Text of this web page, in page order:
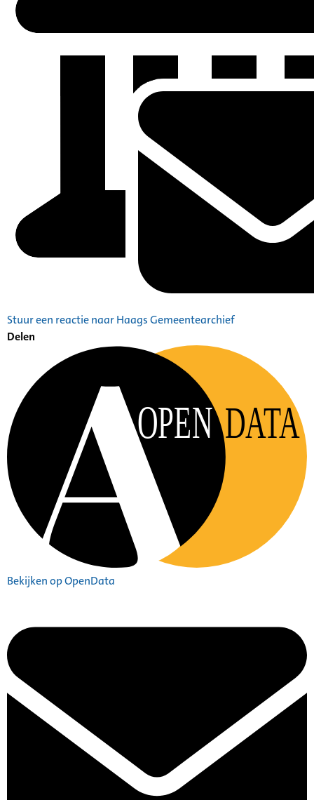
Stuur een reactie naar Haags Gemeentearchief
Delen
OPEN DATA
Bekijken op OpenData